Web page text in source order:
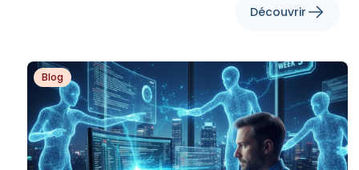
Découvrir
Blog